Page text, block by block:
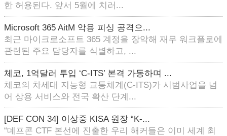
한 허용된다. 앞서 5월에 치러...
Microsoft 365 AitM 악용 피싱 공격으...
최근 마이크로소프트 365 계정을 장악해 재무 워크플로에
관련된 주요 담당자를 식별하고, ...
체코, 1억달러 투입 ‘C-ITS’ 본격 가동하며 ...
체코의 차세대 지능형 교통체계(C-ITS)가 시범사업을 넘
어 상용 서비스와 전국 확산 단계...
[DEF CON 34] 이상중 KISA 원장 “K-...
“데프콘 CTF 본선에 진출한 우리 해커들은 이미 세계 최